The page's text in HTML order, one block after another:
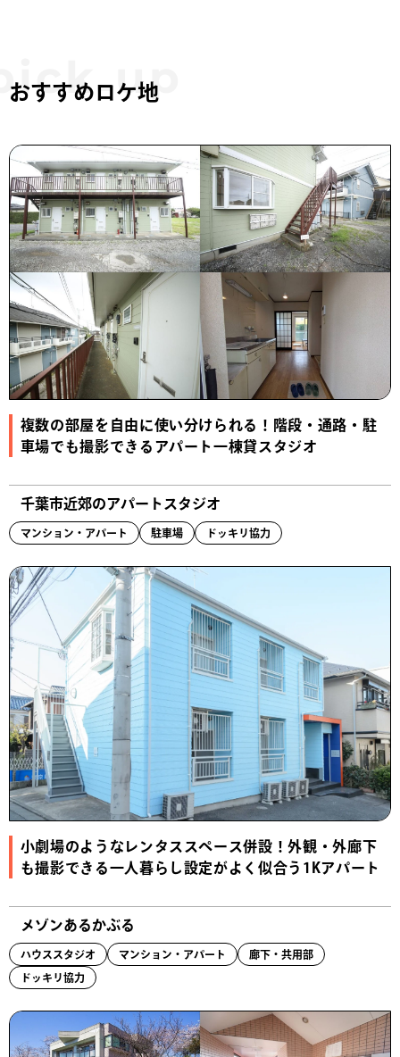
おすすめロケ地
複数の部屋を自由に使い分けられる！階段・通路・駐
車場でも撮影できるアパート一棟貸スタジオ
千葉市近郊のアパートスタジオ
マンション・アパート 駐車場 ドッキリ協力
小劇場のようなレンタススペース併設！外観・外廊下
も撮影できる一人暮らし設定がよく似合う1Kアパート
メゾンあるかぶる
ハウススタジオ マンション・アパート 廊下・共用部
ドッキリ協力